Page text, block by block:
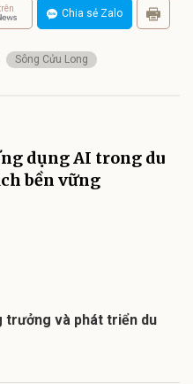
Chia sẻ Zalo
Sông Cửu Long
dụng AI trong du
bền vững
trưởng và phát triển du